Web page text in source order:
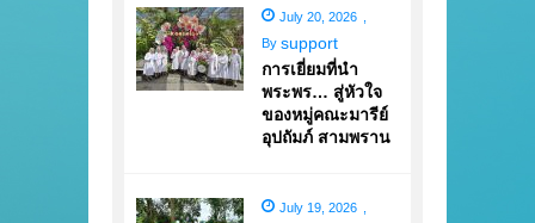
July 20, 2026
By support
การเยี่ยมที่นำ
พระพร… สู่หัวใจ
ของหมู่คณะมารีย์
อุปถัมภ์ สามพราน
July 19, 2026